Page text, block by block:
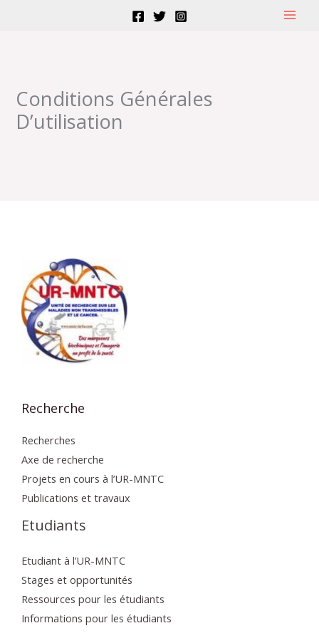
Conditions Générales
D’utilisation
Recherche
Recherches
Axe de recherche
Projets en cours à l’UR-MNTC
Publications et travaux
Etudiants
Etudiant à l’UR-MNTC
Stages et opportunités
Ressources pour les étudiants
Informations pour les étudiants